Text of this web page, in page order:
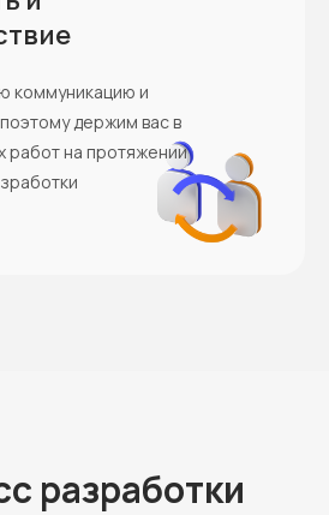
коммуникацию и
держим вас в
работ на протяжении
разработки